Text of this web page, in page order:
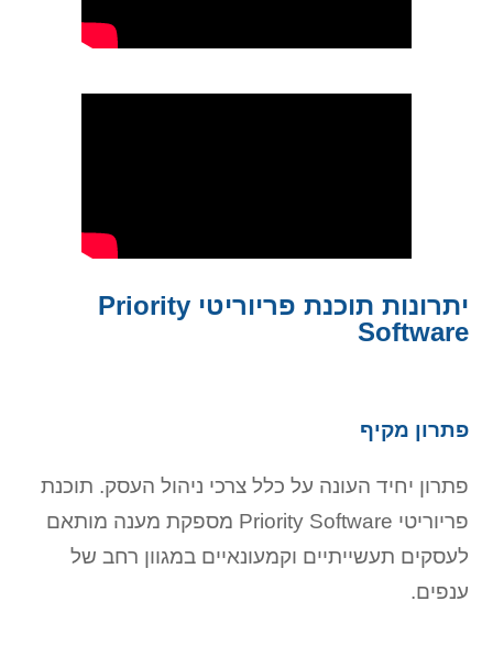
תוכנת פריוריטי
הקיים בה.
יתרונות תוכנת פריוריטי Priority
Software
פתרון מקיף
פתרון יחיד העונה על כלל צרכי ניהול העסק. תוכנת
פריוריטי Priority Software מספקת מענה מותאם
לעסקים תעשייתיים וקמעונאיים במגוון רחב של
ענפים.